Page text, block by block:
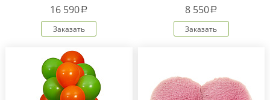
16 590a
Заказать
8 550a
Заказать